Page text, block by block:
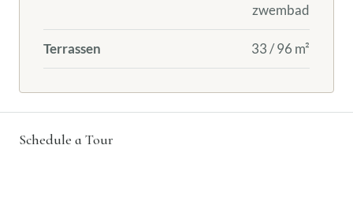
zwembad
Terrassen 33 / 96 m²
Schedule a Tour